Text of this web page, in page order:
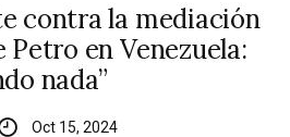
contra la mediación
Petro en Venezuela:
nada”
Oct 15, 2024